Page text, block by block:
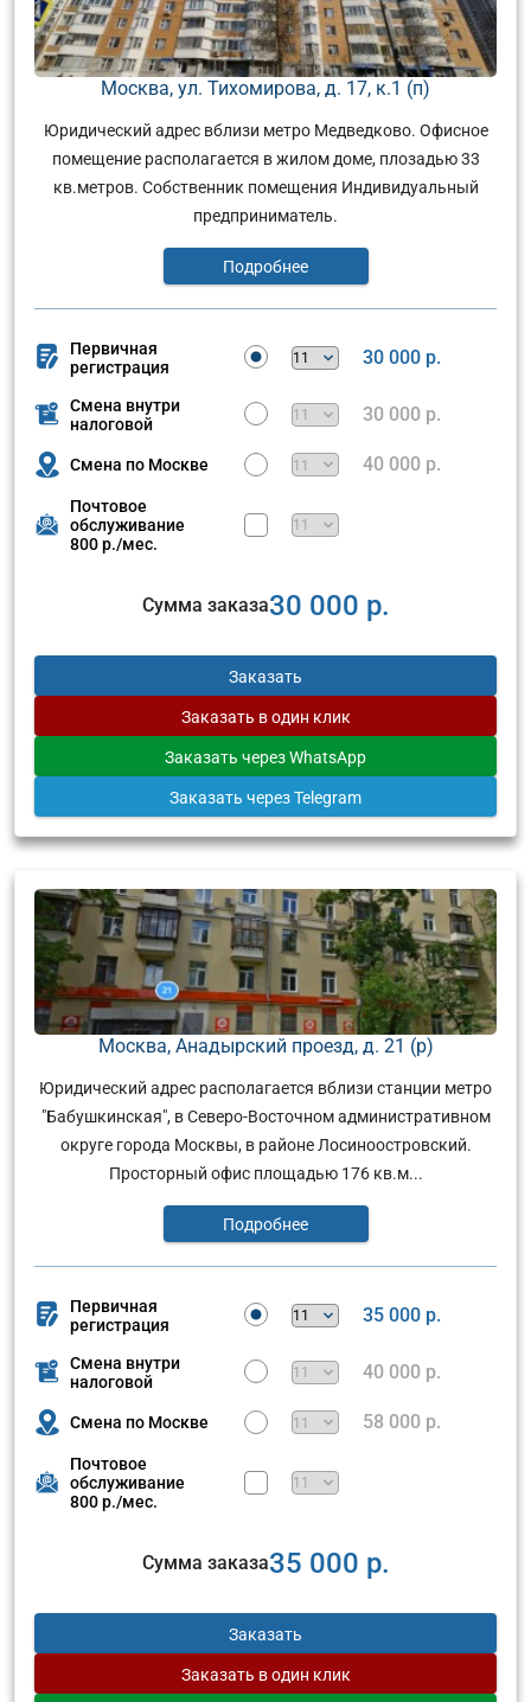
Москва, ул. Тихомирова, д. 17, к.1 (п)
Юридический адрес вблизи метро Медведково. Офисное
помещение располагается в жилом доме, плозадью 33
кв.метров. Собственник помещения Индивидуальный
предприниматель.
Подробнее
Первичная
регистрация
30 000 р.
Смена внутри
налоговой
30 000 р.
Смена по Москве 40 000 р.
Почтовое
обслуживание
800 р./мес.
Сумма заказа30 000 р.
Заказать
Заказать в один клик
Заказать через WhatsApp
Заказать через Telegram
Москва, Анадырский проезд, д. 21 (р)
Юридический адрес располагается вблизи станции метро
"Бабушкинская", в Северо-Восточном административном
округе города Москвы, в районе Лосиноостровский.
Просторный офис площадью 176 кв.м...
Подробнее
Первичная
регистрация
35 000 р.
Смена внутри
налоговой
40 000 р.
Смена по Москве 58 000 р.
Почтовое
обслуживание
800 р./мес.
Сумма заказа35 000 р.
Заказать
Заказать в один клик